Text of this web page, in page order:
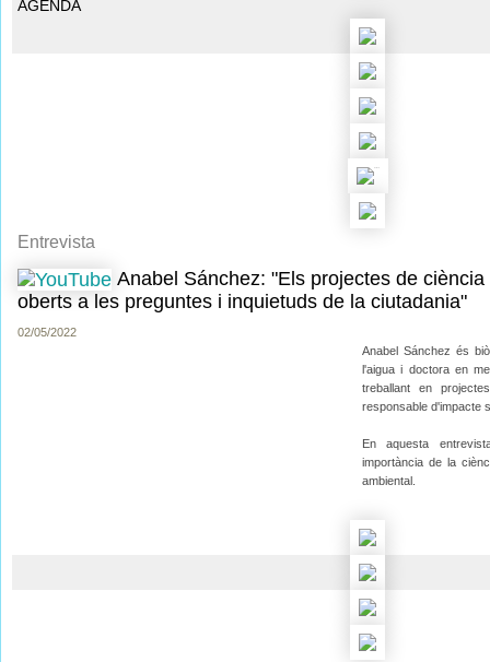
AGENDA
Entrevista
Anabel Sánchez: "Els projectes de
oberts a les preguntes i inquietuds de la ciutadania"
02/05/2022
Anabel Sánchez és
l'aigua i doctora en
treballant en
responsable d'impacte
En aquesta
importància de la
ambiental.